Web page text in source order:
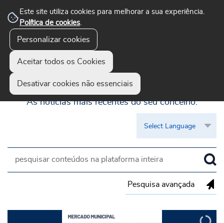
Este site utiliza cookies para melhorar a sua experiência.
Política de cookies.
Personalizar cookies
Aceitar todos os Cookies
Desativar cookies não essenciais
Pesquisa avançada
Guimarães Visível
As notícias mais recentes do seu concelho.